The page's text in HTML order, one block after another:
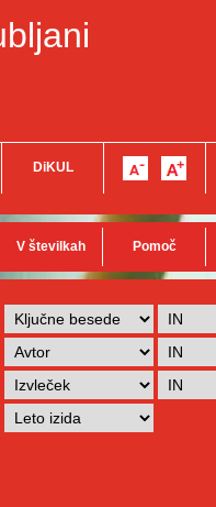
DiKUL
V številkah Pomoč